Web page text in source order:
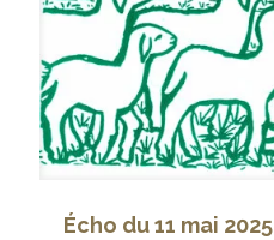
Écho du 11 mai 2025